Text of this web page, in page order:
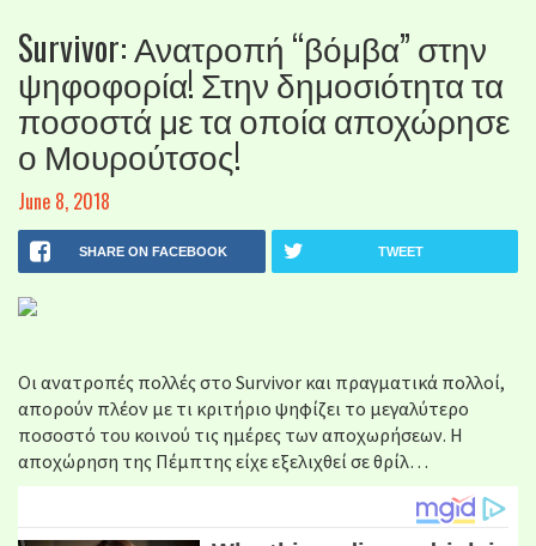
Survivor: Ανατροπή “βόμβα” στην
ψηφοφορία! Στην δημοσιότητα τα
ποσοστά με τα οποία αποχώρησε
ο Μουρούτσος!
June 8, 2018
SHARE ON FACEBOOK TWEET
Οι ανατροπές πολλές στο Survivor και πραγματικά πολλοί,
απορούν πλέον με τι κριτήριο ψηφίζει το μεγαλύτερο
ποσοστό του κοινού τις ημέρες των αποχωρήσεων. Η
αποχώρηση της Πέμπτης είχε εξελιχθεί σε θρίλ…